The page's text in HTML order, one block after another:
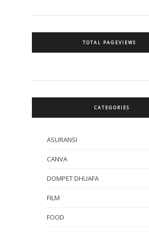
TOTAL PAGEVIEWS
CATEGORIES
ASURANSI
CANVA
DOMPET DHUAFA
FILM
FOOD